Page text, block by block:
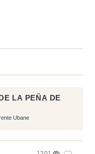
LA PEÑA DE
Ubane